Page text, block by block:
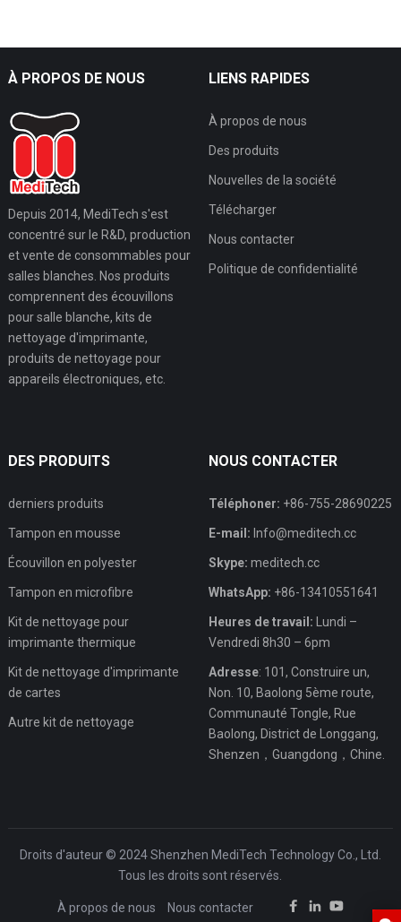
À PROPOS DE NOUS
Depuis 2014, MediTech s'est
concentré sur le R&D, production
et vente de consommables pour
salles blanches. Nos produits
comprennent des écouvillons
pour salle blanche, kits de
nettoyage d'imprimante,
produits de nettoyage pour
appareils électroniques, etc.
LIENS RAPIDES
À propos de nous
Des produits
Nouvelles de la société
Télécharger
Nous contacter
Politique de confidentialité
DES PRODUITS
derniers produits
Tampon en mousse
Écouvillon en polyester
Tampon en microfibre
Kit de nettoyage pour
imprimante thermique
Kit de nettoyage d'imprimante
de cartes
Autre kit de nettoyage
NOUS CONTACTER
Téléphoner: +86-755-28690225
E-mail: Info@meditech.cc
Skype: meditech.cc
WhatsApp: +86-13410551641
Heures de travail:
Lundi –
Vendredi 8h30 – 6pm
Adresse: 101, Construire un,
Non. 10, Baolong 5ème route,
Communauté Tongle, Rue
Baolong, District de Longgang,
Shenzen，Guangdong，Chine.
Droits d'auteur © 2024 Shenzhen MediTech Technology Co., Ltd.
Tous les droits sont réservés.
À propos de nous Nous contacter